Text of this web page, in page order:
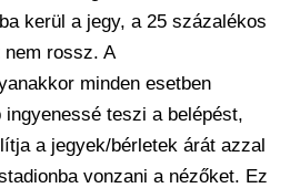
kerül a jegy, a 25 százalékos
rossz. A
minden esetben
teszi a belépést,
a jegyek/bérletek árát azzal
vonzani a nézőket. Ez